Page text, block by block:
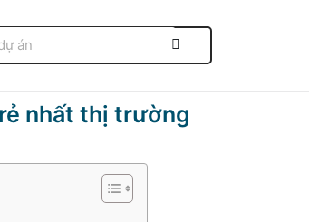
nhất thị trường